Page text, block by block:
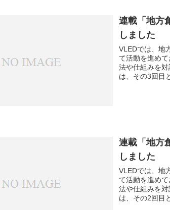
連載「地方
しました
VLEDでは、地
て活動を進め
法や仕組みを
は、その3回目
連載「地方
しました
VLEDでは、地
て活動を進め
法や仕組みを
は、その2回目